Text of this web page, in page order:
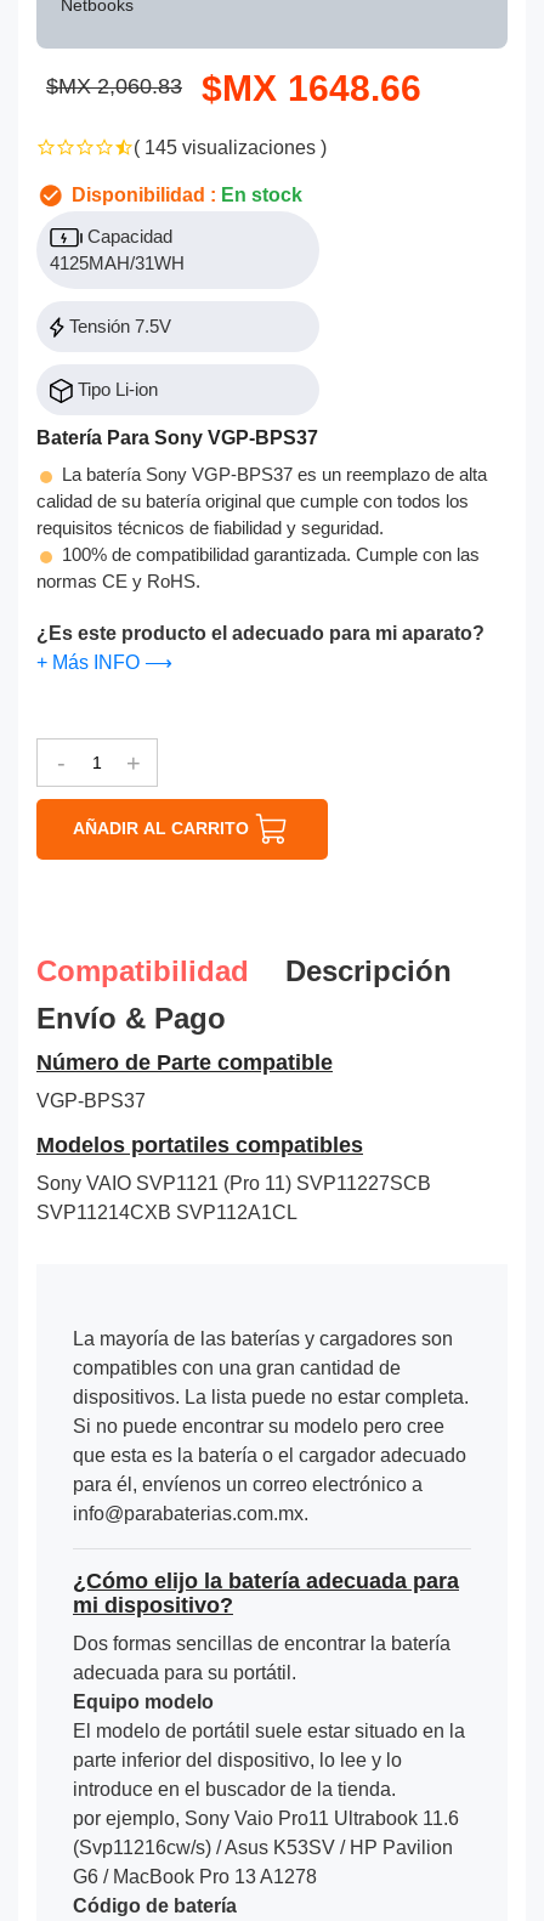
Netbooks
$MX 2,060.83 $MX 1648.66
( 145 visualizaciones )
Disponibilidad : En stock
Capacidad
4125MAH/31WH
Tensión 7.5V
Tipo Li-ion
Batería Para Sony VGP-BPS37
La batería Sony VGP-BPS37 es un reemplazo de alta
calidad de su batería original que cumple con todos los
requisitos técnicos de fiabilidad y seguridad.
100% de compatibilidad garantizada. Cumple con las
normas CE y RoHS.
¿Es este producto el adecuado para mi aparato?
+ Más INFO ⟶
- +
AÑADIR AL CARRITO
Compatibilidad
Descripción
Envío & Pago
Número de Parte compatible
VGP-BPS37
Modelos portatiles compatibles
Sony VAIO SVP1121 (Pro 11) SVP11227SCB
SVP11214CXB SVP112A1CL
La mayoría de las baterías y cargadores son
compatibles con una gran cantidad de
dispositivos. La lista puede no estar completa.
Si no puede encontrar su modelo pero cree
que esta es la batería o el cargador adecuado
para él, envíenos un correo electrónico a
info@parabaterias.com.mx.
¿Cómo elijo la batería adecuada para
mi dispositivo?
Dos formas sencillas de encontrar la batería
adecuada para su portátil.
Equipo modelo
El modelo de portátil suele estar situado en la
parte inferior del dispositivo, lo lee y lo
introduce en el buscador de la tienda.
por ejemplo, Sony Vaio Pro11 Ultrabook 11.6
(Svp11216cw/s) / Asus K53SV / HP Pavilion
G6 / MacBook Pro 13 A1278
Código de batería